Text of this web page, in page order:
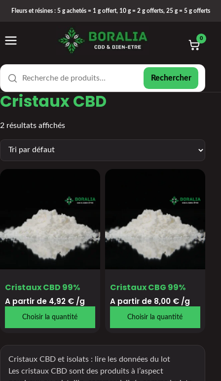
Fleurs et résines : 5 g achetés = 1 g offert, 10 g = 2 g offerts, 25 g = 5 g offerts
Rechercher un produit
Rechercher
0
Cristaux CBD
2 résultats affichés
Cristaux CBD 99%
A partir de 4,92 € /g
Choisir la quantité
Cristaux CBG 99%
A partir de 8,00 € /g
Choisir la quantité
Cristaux CBD et isolats : lire les données du lot
Les cristaux CBD sont des produits à l’aspect